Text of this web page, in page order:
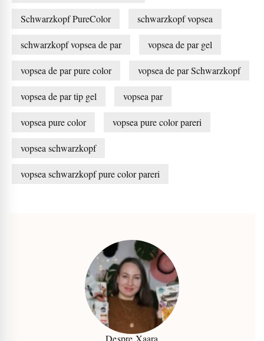
Schwarzkopf PureColor schwarzkopf vopsea
schwarzkopf vopsea de par vopsea de par gel
vopsea de par pure color vopsea de par Schwarzkopf
vopsea de par tip gel vopsea par
vopsea pure color vopsea pure color pareri
vopsea schwarzkopf
vopsea schwarzkopf pure color pareri
Despre Xaara